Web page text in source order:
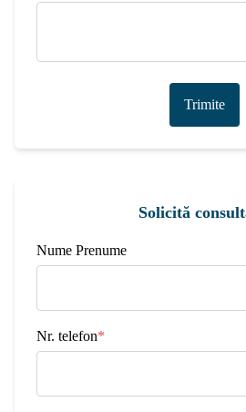
Trimite
Solicită
Nume Prenume
Nr. telefon*